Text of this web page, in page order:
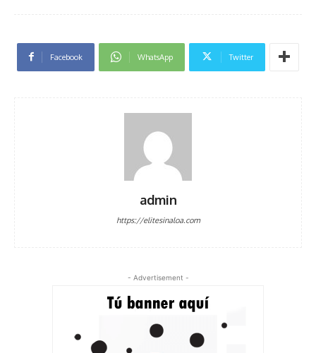
Facebook WhatsApp Twitter
admin
https://elitesinaloa.com
- Advertisement -